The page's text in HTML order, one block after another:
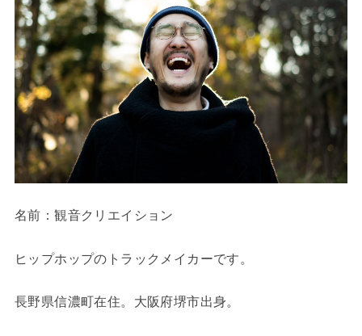
名前：観音クリエイション
ヒップホップのトラックメイカーです。
長野県信濃町在住。大阪府堺市出身。